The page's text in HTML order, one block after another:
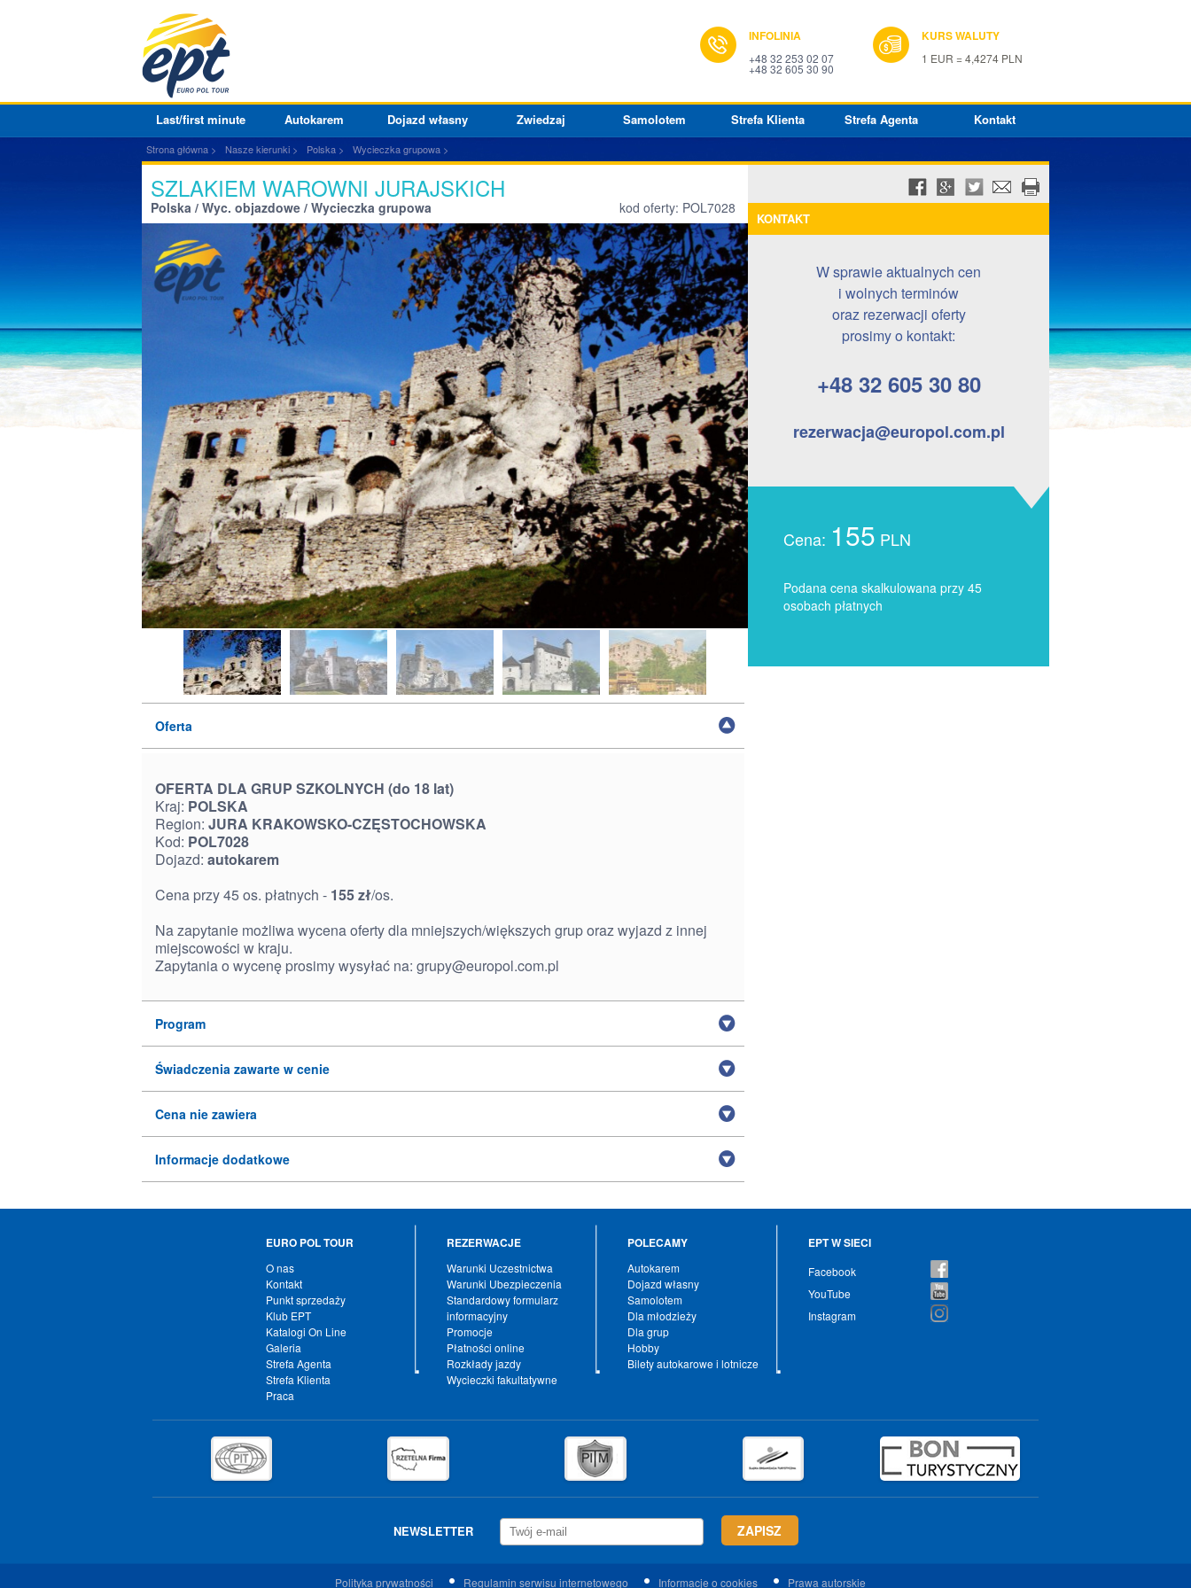
INFOLINIA
+48 32 253 02 07
+48 32 605 30 90
KURS WALUTY
1 EUR = 4,4274 PLN
Last/first minute Autokarem Dojazd własny Zwiedzaj Samolotem Strefa Klienta Strefa Agenta Kontakt
Strona główna Nasze kierunki Polska Wycieczka grupowa
SZLAKIEM WAROWNI JURAJSKICH
Polska / Wyc. objazdowe / Wycieczka grupowa kod oferty: POL7028
KONTAKT
W sprawie aktualnych cen
i wolnych terminów
oraz rezerwacji oferty
prosimy o kontakt:
+48 32 605 30 80
rezerwacja@europol.com.pl
Cena: 155 PLN
Podana cena skalkulowana przy 45
osobach płatnych
Oferta
OFERTA DLA GRUP SZKOLNYCH (do 18 lat)
Kraj: POLSKA
Region: JURA KRAKOWSKO-CZĘSTOCHOWSKA
Kod: POL7028
Dojazd: autokarem
Cena przy 45 os. płatnych - 155 zł/os.
Na zapytanie możliwa wycena oferty dla mniejszych/większych grup oraz wyjazd z innej
miejscowości w kraju.
Zapytania o wycenę prosimy wysyłać na: grupy@europol.com.pl
Program
Świadczenia zawarte w cenie
Cena nie zawiera
Informacje dodatkowe
EURO POL TOUR
O nas
Kontakt
Punkt sprzedaży
Klub EPT
Katalogi On Line
Galeria
Strefa Agenta
Strefa Klienta
Praca
REZERWACJE
Warunki Uczestnictwa
Warunki Ubezpieczenia
Standardowy formularz
informacyjny
Promocje
Płatności online
Rozkłady jazdy
Wycieczki fakultatywne
POLECAMY
Autokarem
Dojazd własny
Samolotem
Dla młodzieży
Dla grup
Hobby
Bilety autokarowe i lotnicze
EPT W SIECI
Facebook
YouTube
Instagram
NEWSLETTER
Polityka prywatności Regulamin serwisu internetowego Informacje o cookies Prawa autorskie